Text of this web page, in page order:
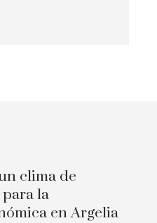
clima de
la
en Argelia